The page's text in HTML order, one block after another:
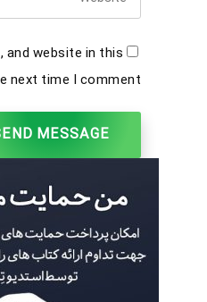
and website in this
next time I comment.